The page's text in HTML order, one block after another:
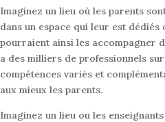
Imaginez un lieu où les parents
dans un espace qui leur est dédiés
pourraient ainsi les accompagner
a des milliers de professionnels
compétences variés et
aux mieux les parents.
Imaginez un lieu ou les